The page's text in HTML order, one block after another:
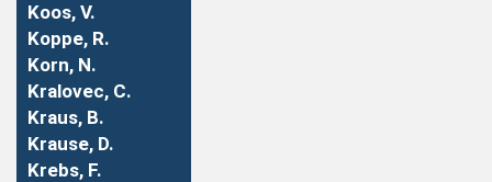
Koos, V.
Koppe, R.
Korn, N.
Kralovec, C.
Kraus, B.
Krause, D.
Krebs, F.